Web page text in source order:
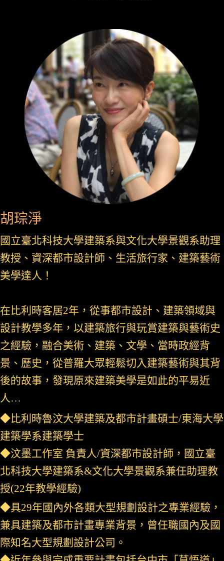
胡琮淨
國立臺北科技大學建築系與文化大學景觀系助理
教授、資深都市設計師、生活旅行家、建築藝術
美學達人！
在比利時客居2年，從事都市設計、建築領域與
設計教學多年，以建築旅行與玩賞建築與藝術史
之經驗，融合美術、建築、文學、當時政經背
景、歷史，從普羅大眾輕鬆切入建築藝術與其背
後的故事，發現原來建築美學是如此的平易近
人…
◆比利時魯汶大學建築及都市計畫碩士/東海大學
建築學系建築學士
◆汶墨工作室 負責人/資深都市設計師， 國立臺
北科技大學建築系&文化大學景觀系兼任助理教
授(22年教學經驗)
◆具29年國內外各類大型規劃設計之專業經驗，
兼具建築及都市計畫專業背景，曾任職國內及國
際知名大型規劃設計公司。